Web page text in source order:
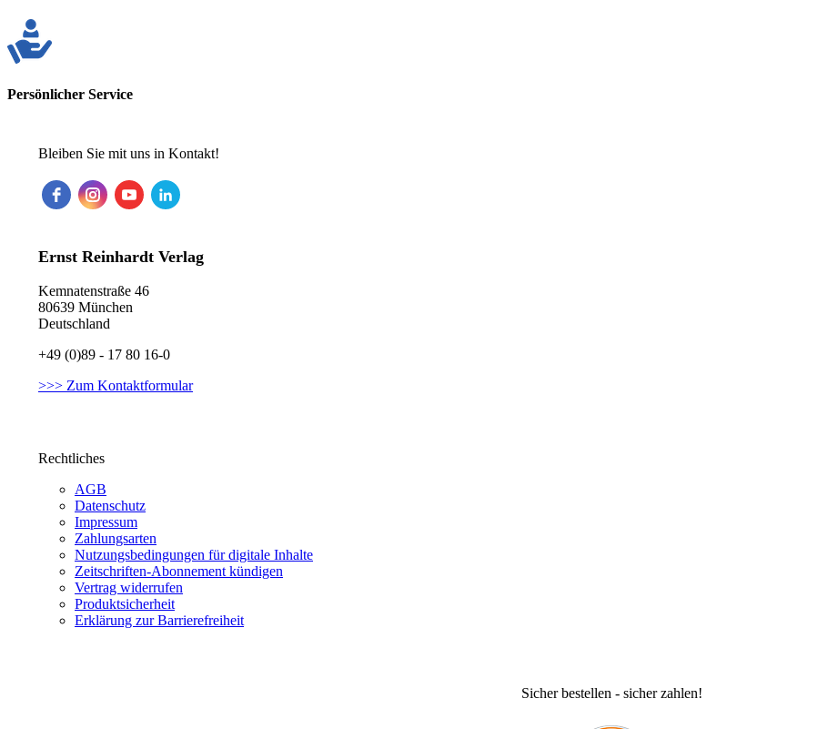
Persönlicher Service
Bleiben Sie mit uns in Kontakt!
Ernst Reinhardt Verlag
Kemnatenstraße 46
80639 München
Deutschland
+49 (0)89 - 17 80 16-0
>>> Zum Kontaktformular
Rechtliches
AGB
Datenschutz
Impressum
Zahlungsarten
Nutzungsbedingungen für digitale Inhalte
Zeitschriften-Abonnement kündigen
Vertrag widerrufen
Produktsicherheit
Erklärung zur Barrierefreiheit
Sicher bestellen - sicher zahlen!